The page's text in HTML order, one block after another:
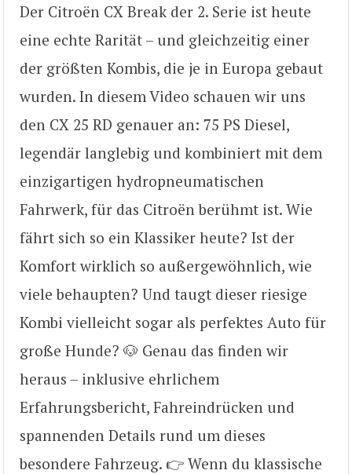
Der Citroën CX Break der 2. Serie ist heute
eine echte Rarität – und gleichzeitig einer
der größten Kombis, die je in Europa gebaut
wurden. In diesem Video schauen wir uns
den CX 25 RD genauer an: 75 PS Diesel,
legendär langlebig und kombiniert mit dem
einzigartigen hydropneumatischen
Fahrwerk, für das Citroën berühmt ist. Wie
fährt sich so ein Klassiker heute? Ist der
Komfort wirklich so außergewöhnlich, wie
viele behaupten? Und taugt dieser riesige
Kombi vielleicht sogar als perfektes Auto für
große Hunde? 🐶 Genau das finden wir
heraus – inklusive ehrlichem
Erfahrungsbericht, Fahreindrücken und
spannenden Details rund um dieses
besondere Fahrzeug. 👉 Wenn du klassische